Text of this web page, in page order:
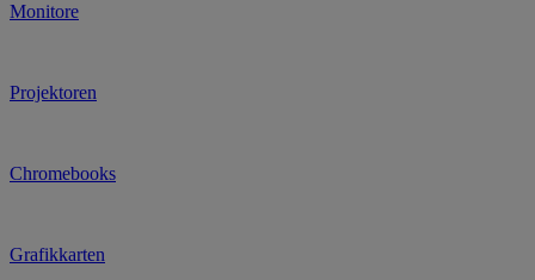
Monitore
Projektoren
Chromebooks
Grafikkarten